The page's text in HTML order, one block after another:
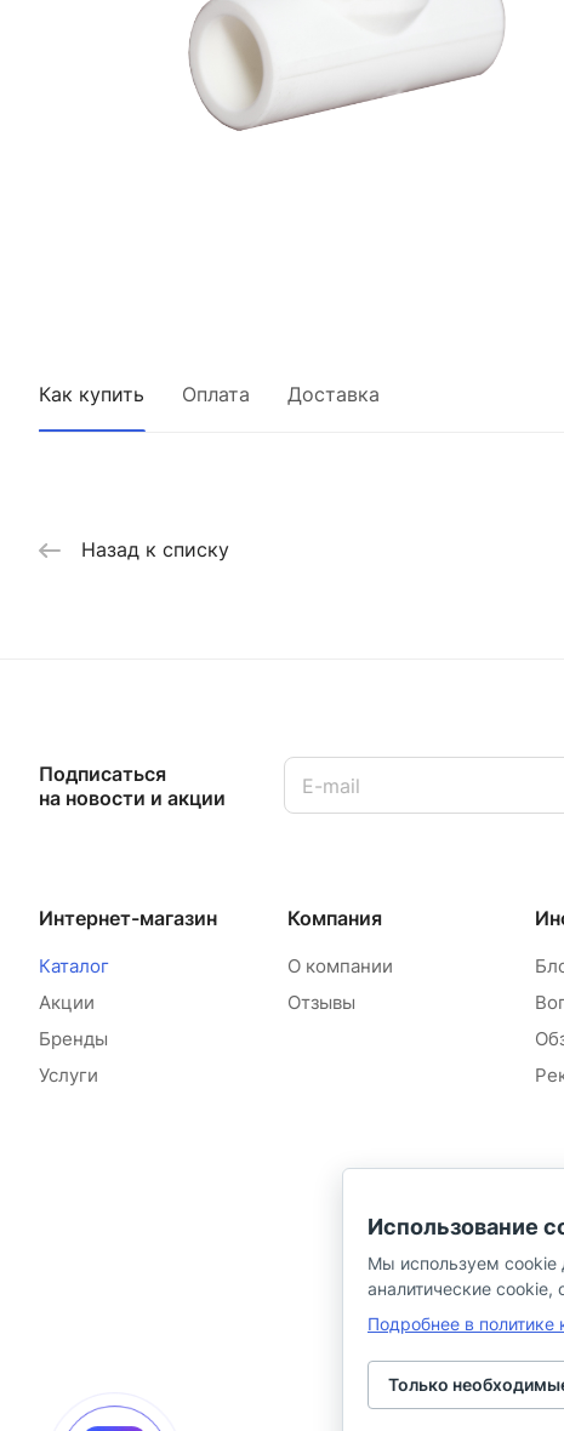
Как купить Оплата Доставка
Назад к списку
Подписаться
на новости и акции
Интернет-магазин
Каталог
Акции
Бренды
Услуги
Компания
О компании
Отзывы
Использование
Мы используем cookie
аналитические cookie,
Подробнее в политике
Только